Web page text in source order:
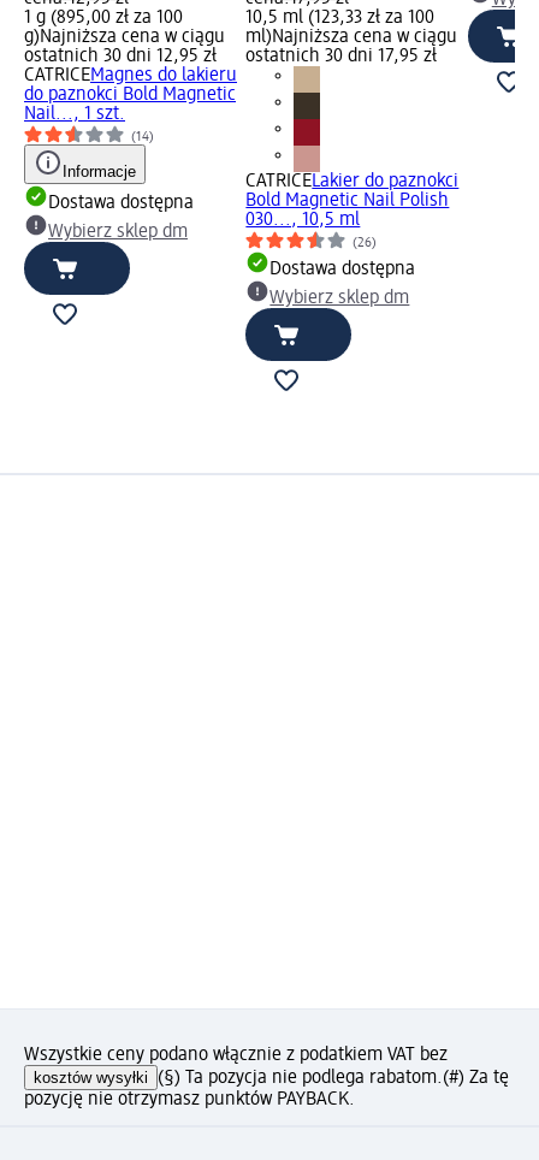
1 g (895,00 zł za 100
g)Najniższa cena w ciągu
ostatnich 30 dni 12,95 zł
CATRICEMagnes do lakieru
do paznokci Bold Magnetic
Nail..., 1 szt.
(14)
Informacje
Dostawa dostępna
Wybierz sklep dm
10,5 ml (123,33 zł za 100
ml)Najniższa cena w ciągu
ostatnich 30 dni 17,95 zł
CATRICELakier do paznokci
Bold Magnetic Nail Polish
030..., 10,5 ml
(26)
Dostawa dostępna
Wybierz sklep dm
Wszystkie ceny podano włącznie z podatkiem VAT bez
kosztów wysyłki (§) Ta pozycja nie podlega rabatom.(#) Za tę
pozycję nie otrzymasz punktów PAYBACK.